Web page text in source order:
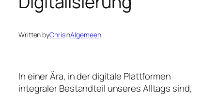
Written byChrisinAlgemeen
In einer Ära, in der digitale Plattformen
integraler Bestandteil unseres Alltags sind,